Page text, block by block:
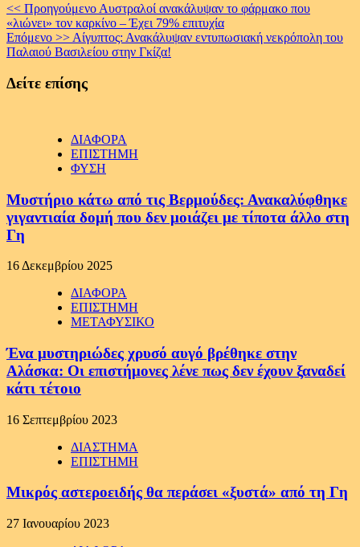
Continue
Reading
<< Προηγούμενο Αυστραλοί ανακάλυψαν το φάρμακο που
«λιώνει» τον καρκίνο – Έχει 79% επιτυχία
Επόμενο >> Αίγυπτος: Ανακάλυψαν εντυπωσιακή νεκρόπολη του
Παλαιού Βασιλείου στην Γκίζα!
Δείτε επίσης
ΔΙΑΦΟΡΑ
ΕΠΙΣΤΗΜΗ
ΦΥΣΗ
Μυστήριο κάτω από τις Βερμούδες: Ανακαλύφθηκε
γιγαντιαία δομή που δεν μοιάζει με τίποτα άλλο στη
Γη
16 Δεκεμβρίου 2025
ΔΙΑΦΟΡΑ
ΕΠΙΣΤΗΜΗ
ΜΕΤΑΦΥΣΙΚΟ
Ένα μυστηριώδες χρυσό αυγό βρέθηκε στην
Αλάσκα: Οι επιστήμονες λένε πως δεν έχουν ξαναδεί
κάτι τέτοιο
16 Σεπτεμβρίου 2023
ΔΙΑΣΤΗΜΑ
ΕΠΙΣΤΗΜΗ
Μικρός αστεροειδής θα περάσει «ξυστά» από τη Γη
27 Ιανουαρίου 2023